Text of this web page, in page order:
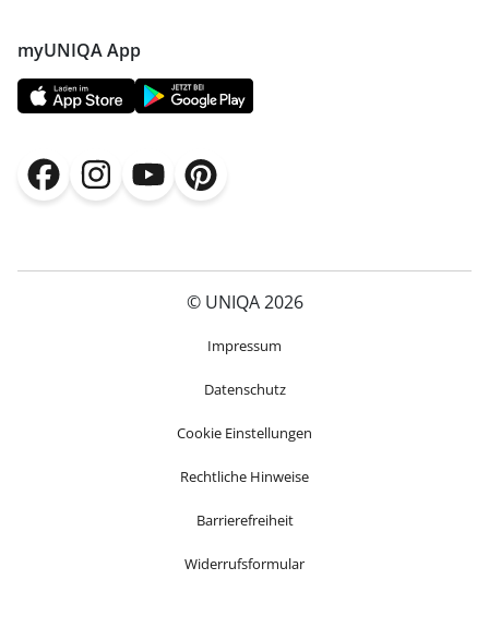
myUNIQA App
© UNIQA 2026
Impressum
Datenschutz
Cookie Einstellungen
Rechtliche Hinweise
Barrierefreiheit
Widerrufsformular